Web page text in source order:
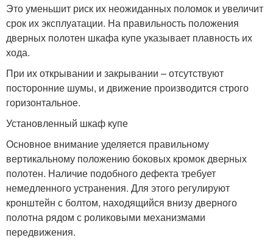
Это уменьшит риск их неожиданных поломок и увеличит
срок их эксплуатации. На правильность положения
дверных полотен шкафа купе указывает плавность их
хода.
При их открывании и закрывании – отсутствуют
посторонние шумы, и движение производится строго
горизонтальное.
Установленный шкаф купе
Основное внимание уделяется правильному
вертикальному положению боковых кромок дверных
полотен. Наличие подобного дефекта требует
немедленного устранения. Для этого регулируют
кронштейн с болтом, находящийся внизу дверного
полотна рядом с роликовыми механизмами
передвижения.